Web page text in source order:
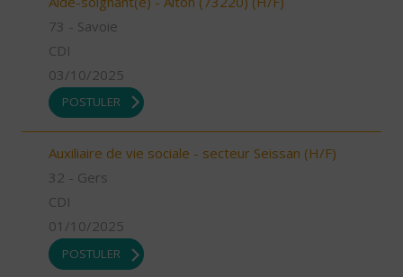
73 - Savoie
CDI
03/10/2025
POSTULER
Auxiliaire de vie sociale - secteur Seissan (H/F)
32 - Gers
CDI
01/10/2025
POSTULER